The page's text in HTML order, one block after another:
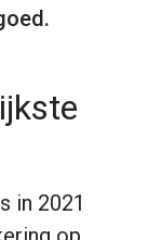
in 2021